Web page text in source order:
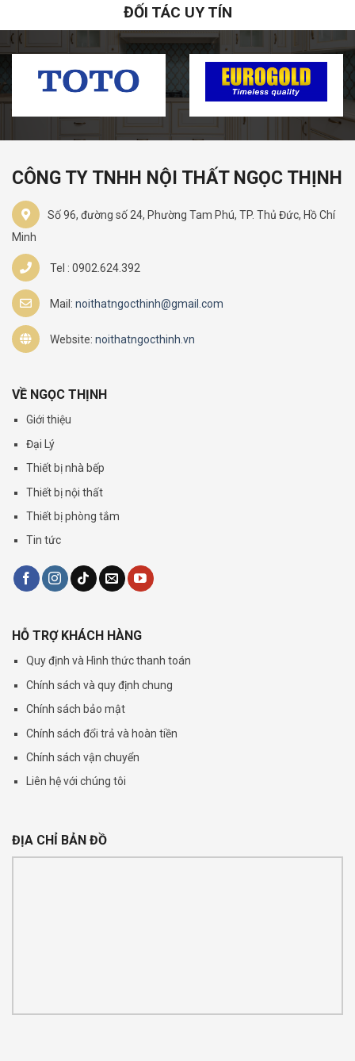
ĐỐI TÁC UY TÍN
CÔNG TY TNHH NỘI THẤT NGỌC THỊNH
Số 96, đường số 24, Phường Tam Phú, TP. Thủ Đức, Hồ Chí
Minh
Tel : 0902.624.392
Mail: noithatngocthinh@gmail.com
Website: noithatngocthinh.vn
VỀ NGỌC THỊNH
Giới thiệu
Đại Lý
Thiết bị nhà bếp
Thiết bị nội thất
Thiết bị phòng tắm
Tin tức
HỖ TRỢ KHÁCH HÀNG
Quy định và Hình thức thanh toán
Chính sách và quy định chung
Chính sách bảo mật
Chính sách đổi trả và hoàn tiền
Chính sách vận chuyển
Liên hệ với chúng tôi
ĐỊA CHỈ BẢN ĐỒ